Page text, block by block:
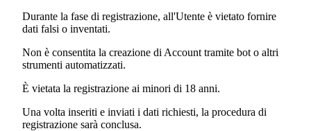
Durante la fase di registrazione, all'Utente è vietato fornire
dati falsi o inventati.
Non è consentita la creazione di Account tramite bot o altri
strumenti automatizzati.
È vietata la registrazione ai minori di 18 anni.
Una volta inseriti e inviati i dati richiesti, la procedura di
registrazione sarà conclusa.